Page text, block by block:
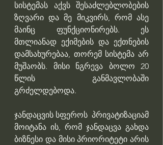
სისტემას აქვს შესაძლებლობების
ზღვარი და მე მიკვირს, რომ ასე
მაინც ფუნქციონირებს. ეს
მთლიანად ექიმების და ექთნების
დამსახურებაა, თორემ სისტემა არ
მუშაობს. მისი ნგრევა ბოლო 20
წლის განმავლობაში
გრძელდებოდა.
ჯანდაცვის სფეროს  პრივატიზაციამ
მოიტანა ის, რომ ჯანდაცვა გახდა
ბიზნესი და მისი პრიორიტეტი არის